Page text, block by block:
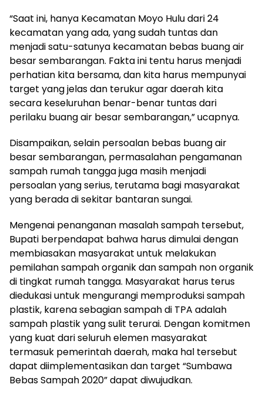
“Saat ini, hanya Kecamatan Moyo Hulu dari 24
kecamatan yang ada, yang sudah tuntas dan
menjadi satu-satunya kecamatan bebas buang air
besar sembarangan. Fakta ini tentu harus menjadi
perhatian kita bersama, dan kita harus mempunyai
target yang jelas dan terukur agar daerah kita
secara keseluruhan benar-benar tuntas dari
perilaku buang air besar sembarangan,” ucapnya.
Disampaikan, selain persoalan bebas buang air
besar sembarangan, permasalahan pengamanan
sampah rumah tangga juga masih menjadi
persoalan yang serius, terutama bagi masyarakat
yang berada di sekitar bantaran sungai.
Mengenai penanganan masalah sampah tersebut,
Bupati berpendapat bahwa harus dimulai dengan
membiasakan masyarakat untuk melakukan
pemilahan sampah organik dan sampah non organik
di tingkat rumah tangga. Masyarakat harus terus
diedukasi untuk mengurangi memproduksi sampah
plastik, karena sebagian sampah di TPA adalah
sampah plastik yang sulit terurai. Dengan komitmen
yang kuat dari seluruh elemen masyarakat
termasuk pemerintah daerah, maka hal tersebut
dapat diimplementasikan dan target “Sumbawa
Bebas Sampah 2020” dapat diwujudkan.